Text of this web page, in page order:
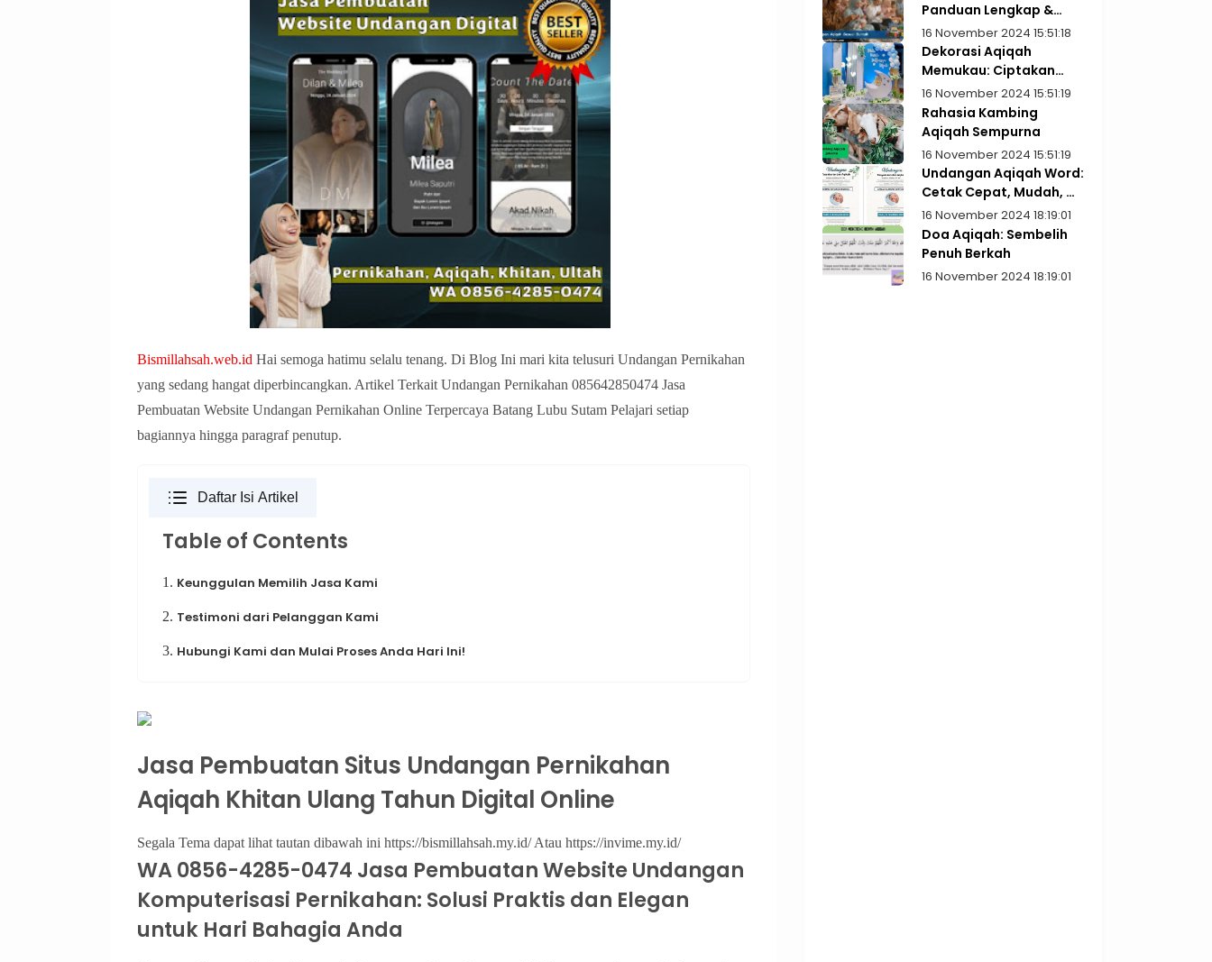
Bismillahsah.web.id Hai semoga hatimu selalu tenang. Di Blog Ini mari kita telusuri Undangan Pernikahan
yang sedang hangat diperbincangkan. Artikel Terkait Undangan Pernikahan 085642850474 Jasa
Pembuatan Website Undangan Pernikahan Online Terpercaya Batang Lubu Sutam Pelajari setiap
bagiannya hingga paragraf penutup.
Daftar Isi Artikel
Table of Contents
1. Keunggulan Memilih Jasa Kami
2. Testimoni dari Pelanggan Kami
3. Hubungi Kami dan Mulai Proses Anda Hari Ini!
Jasa Pembuatan Situs Undangan Pernikahan
Aqiqah Khitan Ulang Tahun Digital Online
Segala Tema dapat lihat tautan dibawah ini https://bismillahsah.my.id/ Atau https://invime.my.id/
WA 0856-4285-0474 Jasa Pembuatan Website Undangan
Komputerisasi Pernikahan: Solusi Praktis dan Elegan
untuk Hari Bahagia Anda
Panduan Lengkap &
Praktis
16 November 2024 15:51:18
Dekorasi Aqiqah
Memukau: Ciptakan
Kenangan Indah
16 November 2024 15:51:19
Rahasia Kambing
Aqiqah Sempurna
16 November 2024 15:51:19
Undangan Aqiqah Word:
Cetak Cepat, Mudah, &
Gratis!
16 November 2024 18:19:01
Doa Aqiqah: Sembelih
Penuh Berkah
16 November 2024 18:19:01